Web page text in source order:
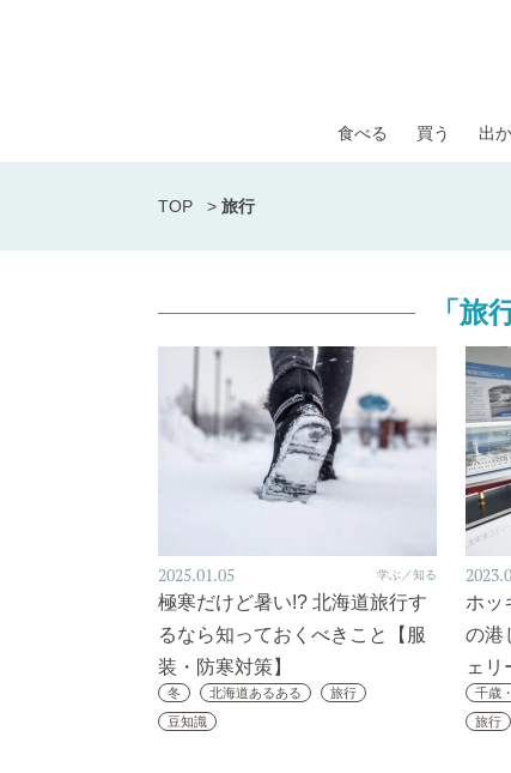
食べる 買う 出
TOP > 旅行
「旅
2025.01.05 学ぶ／知る
極寒だけど暑い!? 北海道旅行す
るなら知っておくべきこと【服
装・防寒対策】
冬 北海道あるある
旅行
豆知識
ホッ
の港
ェリ
千歳
旅行